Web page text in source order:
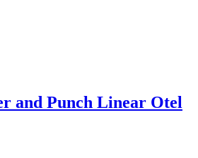
and Punch Linear Otel